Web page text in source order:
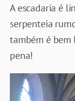
A escadaria é
serpenteia
também é bem
pena!